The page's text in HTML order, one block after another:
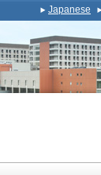
Japanese